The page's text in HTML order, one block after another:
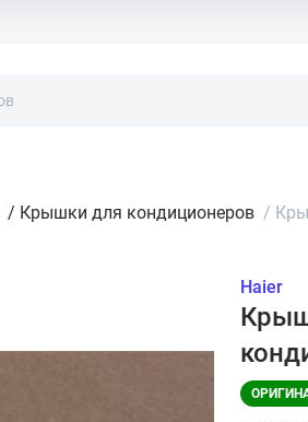
/ Крышки для кондиционеров /
Haier